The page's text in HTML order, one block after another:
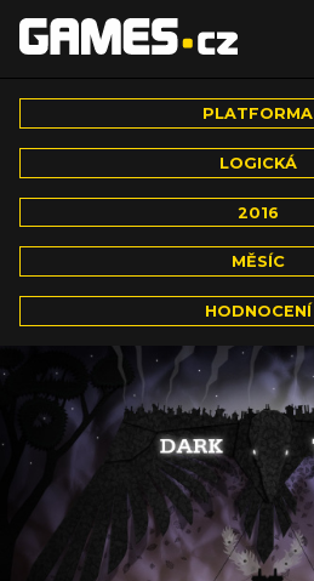
PLATFORMA
LOGICKÁ
2016
MĚSÍC
HODNOCENÍ